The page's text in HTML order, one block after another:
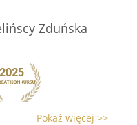
Zduńska
Pokaż więcej >>